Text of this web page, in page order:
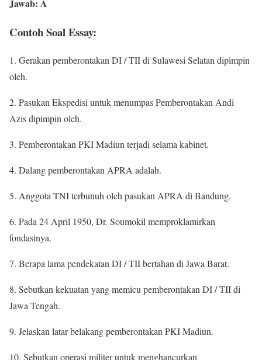
Jawab: A
Contoh Soal Essay:
1. Gerakan pemberontakan DI / TII di Sulawesi Selatan dipimpin
oleh.
2. Pasukan Ekspedisi untuk menumpas Pemberontakan Andi
Azis dipimpin oleh.
3. Pemberontakan PKI Madiun terjadi selama kabinet.
4. Dalang pemberontakan APRA adalah.
5. Anggota TNI terbunuh oleh pasukan APRA di Bandung.
6. Pada 24 April 1950, Dr. Soumokil memproklamirkan
fondasinya.
7. Berapa lama pendekatan DI / TII bertahan di Jawa Barat.
8. Sebutkan kekuatan yang memicu pemberontakan DI / TII di
Jawa Tengah.
9. Jelaskan latar belakang pemberontakan PKI Madiun.
10. Sebutkan operasi militer untuk menghancurkan